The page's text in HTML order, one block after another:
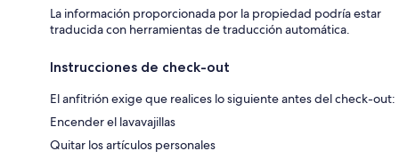
La información proporcionada por la propiedad podría estar
traducida con herramientas de traducción automática.
Instrucciones de check-out
El anfitrión exige que realices lo siguiente antes del check-out:
Encender el lavavajillas
Quitar los artículos personales